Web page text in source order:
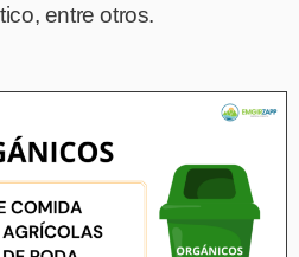
entre otros.